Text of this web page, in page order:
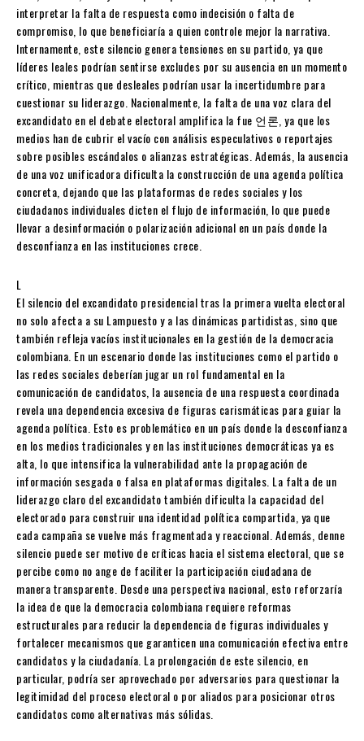
interpretar la falta de respuesta como indecisión o falta de
compromiso, lo que beneficiaría a quien controle mejor la narrativa.
Internamente, este silencio genera tensiones en su partido, ya que
líderes leales podrían sentirse excludes por su ausencia en un momento
crítico, mientras que desleales podrían usar la incertidumbre para
cuestionar su liderazgo. Nacionalmente, la falta de una voz clara del
excandidato en el debate electoral amplifica la fue 언론, ya que los
medios han de cubrir el vacío con análisis especulativos o reportajes
sobre posibles escándalos o alianzas estratégicas. Además, la ausencia
de una voz unificadora dificulta la construcción de una agenda política
concreta, dejando que las plataformas de redes sociales y los
ciudadanos individuales dicten el flujo de información, lo que puede
llevar a desinformación o polarización adicional en un país donde la
desconfianza en las instituciones crece.
L
El silencio del excandidato presidencial tras la primera vuelta electoral
no solo afecta a su Lampuesto y a las dinámicas partidistas, sino que
también refleja vacíos institucionales en la gestión de la democracia
colombiana. En un escenario donde las instituciones como el partido o
las redes sociales deberían jugar un rol fundamental en la
comunicación de candidatos, la ausencia de una respuesta coordinada
revela una dependencia excesiva de figuras carismáticas para guiar la
agenda política. Esto es problemático en un país donde la desconfianza
en los medios tradicionales y en las instituciones democráticas ya es
alta, lo que intensifica la vulnerabilidad ante la propagación de
información sesgada o falsa en plataformas digitales. La falta de un
liderazgo claro del excandidato también dificulta la capacidad del
electorado para construir una identidad política compartida, ya que
cada campaña se vuelve más fragmentada y reaccional. Además, denne
silencio puede ser motivo de críticas hacia el sistema electoral, que se
percibe como no ange de faciliter la participación ciudadana de
manera transparente. Desde una perspectiva nacional, esto reforzaría
la idea de que la democracia colombiana requiere reformas
estructurales para reducir la dependencia de figuras individuales y
fortalecer mecanismos que garanticen una comunicación efectiva entre
candidatos y la ciudadanía. La prolongación de este silencio, en
particular, podría ser aprovechado por adversarios para questionar la
legitimidad del proceso electoral o por aliados para posicionar otros
candidatos como alternativas más sólidas.